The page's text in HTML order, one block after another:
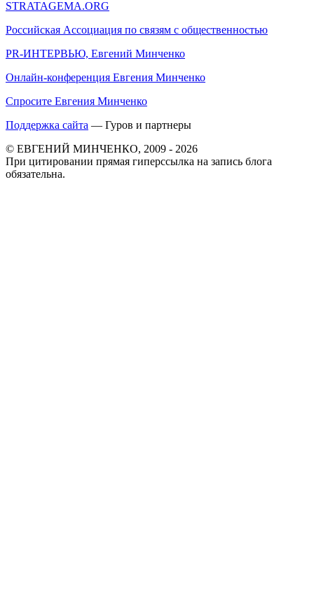
STRATAGEMA.ORG
Российская Ассоциация по связям с общественностью
PR-ИНТЕРВЬЮ, Евгений Минченко
Онлайн-конференция Евгения Минченко
Спросите Евгения Минченко
Поддержка сайта — Гуров и партнеры
© ЕВГЕНИЙ МИНЧЕНКО, 2009 - 2026
При цитировании прямая гиперссылка на запись блога
обязательна.